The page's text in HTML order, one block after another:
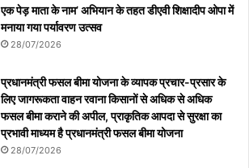
एक पेड़ माता के नाम’ अभियान के तहत डीएवी शिक्षादीप ओपा में
मनाया गया पर्यावरण उत्सव
28/07/2026
प्रधानमंत्री फसल बीमा योजना के व्यापक प्रचार-प्रसार के
लिए जागरूकता वाहन रवाना किसानों से अधिक से अधिक
फसल बीमा कराने की अपील, प्राकृतिक आपदा से सुरक्षा का
प्रभावी माध्यम है प्रधानमंत्री फसल बीमा योजना
28/07/2026